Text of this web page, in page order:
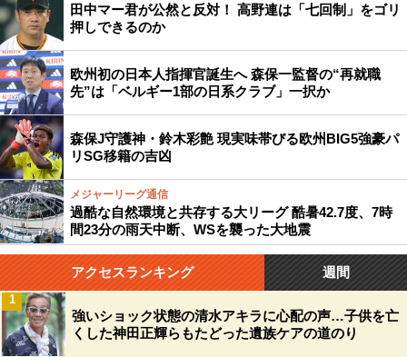
田中マー君が公然と反対！ 高野連は「七回制」をゴリ
押しできるのか
欧州初の日本人指揮官誕生へ 森保一監督の“再就職
先”は「ベルギー1部の日系クラブ」一択か
森保J守護神・鈴木彩艶 現実味帯びる欧州BIG5強豪パ
リSG移籍の吉凶
メジャーリーグ通信
過酷な自然環境と共存する大リーグ 酷暑42.7度、7時
間23分の雨天中断、WSを襲った大地震
アクセスランキング 週間
強いショック状態の清水アキラに心配の声…子供を亡
くした神田正輝らもたどった遺族ケアの道のり
1